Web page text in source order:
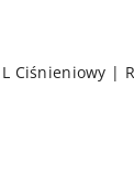
Ciśnieniowy |